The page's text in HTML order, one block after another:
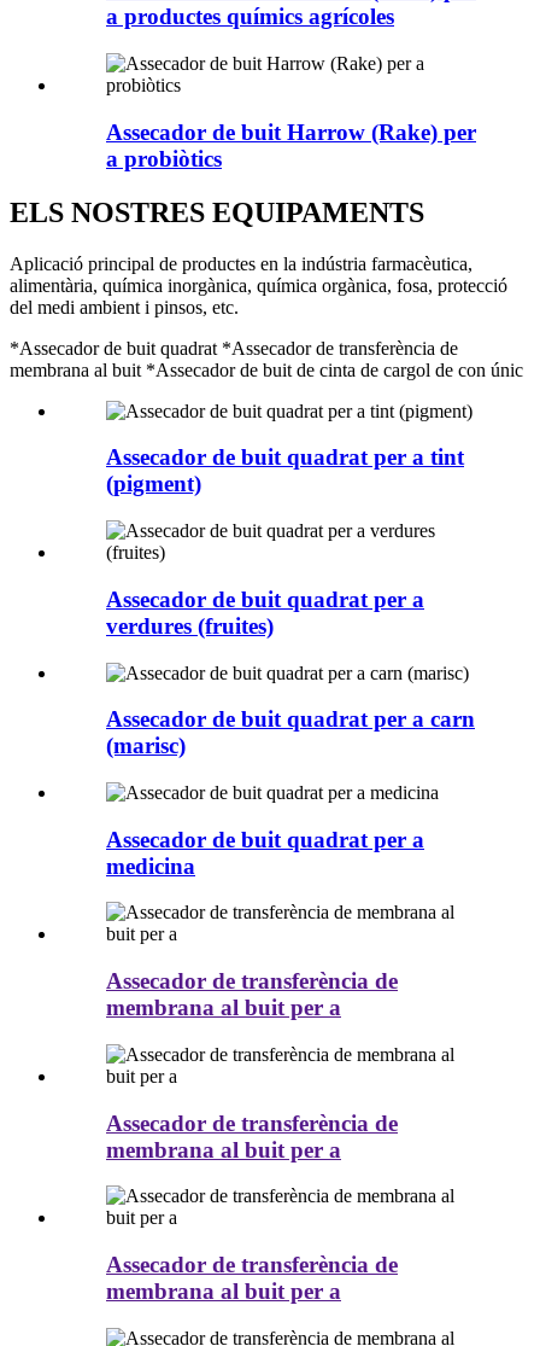
a productes químics agrícoles
Assecador de buit Harrow (Rake) per
a probiòtics
ELS NOSTRES EQUIPAMENTS
Aplicació principal de productes en la indústria farmacèutica,
alimentària, química inorgànica, química orgànica, fosa, protecció
del medi ambient i pinsos, etc.
*Assecador de buit quadrat *Assecador de transferència de
membrana al buit *Assecador de buit de cinta de cargol de con únic
Assecador de buit quadrat per a tint
(pigment)
Assecador de buit quadrat per a
verdures (fruites)
Assecador de buit quadrat per a carn
(marisc)
Assecador de buit quadrat per a
medicina
Assecador de transferència de
membrana al buit per a
Assecador de transferència de
membrana al buit per a
Assecador de transferència de
membrana al buit per a